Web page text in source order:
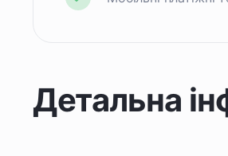
Детальна